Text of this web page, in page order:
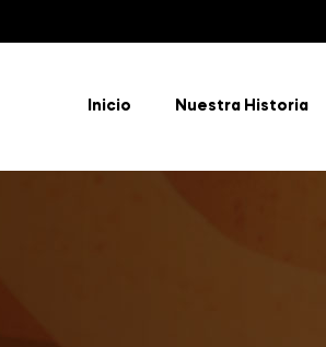
Inicio Nuestra Historia